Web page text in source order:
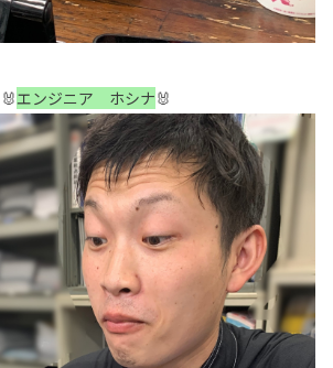
🐰エンジニア ホシナ🐰